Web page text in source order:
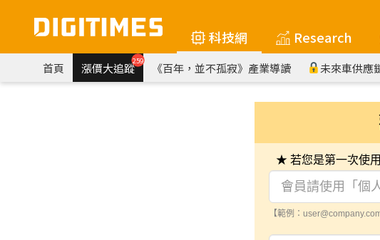
科技網 Research
首頁 漲價大追蹤259 《百年，並不孤寂》產業導讀 未來車供應
★ 若您是第一次使
【範例：user@company.com